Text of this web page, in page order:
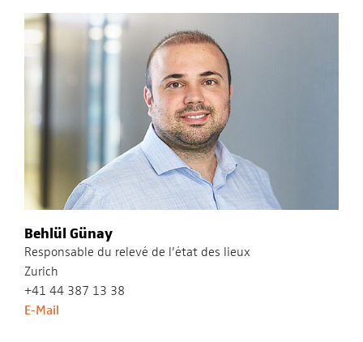
Behlül Günay
Responsable du relevé de l’état des lieux
Zurich
+41 44 387 13 38
E-Mail